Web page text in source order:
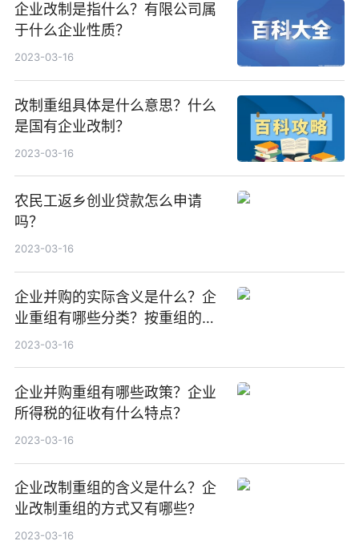
企业改制是指什么？有限公司属
于什么企业性质？
2023-03-16
改制重组具体是什么意思？什么
是国有企业改制？
2023-03-16
农民工返乡创业贷款怎么申请
吗？
2023-03-16
企业并购的实际含义是什么？企
业重组有哪些分类？按重组的内
容可划分为哪些组？
2023-03-16
企业并购重组有哪些政策？企业
所得税的征收有什么特点？
2023-03-16
企业改制重组的含义是什么？企
业改制重组的方式又有哪些?
2023-03-16